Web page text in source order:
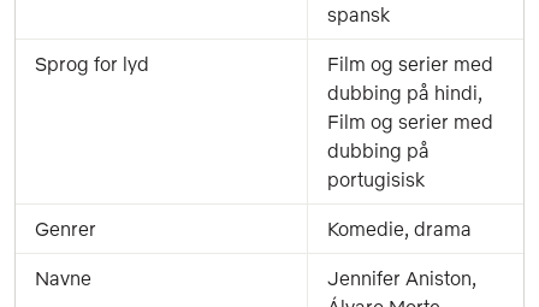
spansk
Sprog for lyd
Film og serier med
dubbing på hindi,
Film og serier med
dubbing på
portugisisk
Genrer Komedie, drama
Navne
Jennifer Aniston,